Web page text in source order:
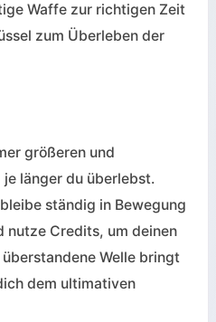
Waffe zur richtigen Zeit
zum Überleben der
größeren und
länger du überlebst.
ständig in Bewegung
nutze Credits, um deinen
Welle bringt
dem ultimativen